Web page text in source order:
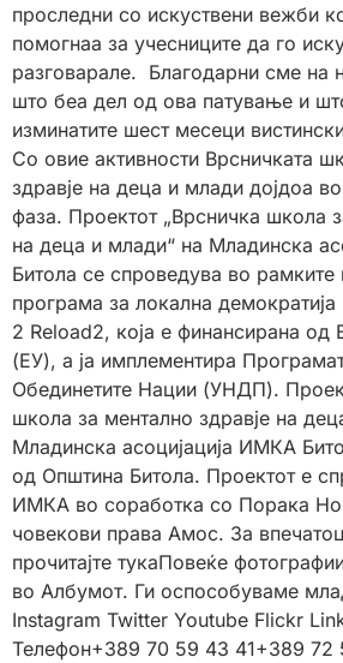
проследни со искуствени вежби
помогнаа за учесниците да го
разговарале. Благодарни сме на
што беа дел од ова патување и
изминатите шест месеци
Со овие активности Врсничката
здравје на деца и млади дојдоа
фаза. Проектот „Врсничка школа
на деца и млади“ на Младинска
Битола се спроведува во рамките
програма за локална
2 Reload2, која е финансирана од
(ЕУ), а ја имплементира
Обединетите Нации (УНДП).
школа за ментално здравје на
Младинска асоцијација ИМКА
од Општина Битола. Проектот е
ИМКА во соработка со Порака
човекови права Амос. За
прочитајте тукаПовеќе
во Албумот. Ги оспособуваме
Instagram Twitter Youtube Flickr
Телефон+389 70 59 43 41+389 72